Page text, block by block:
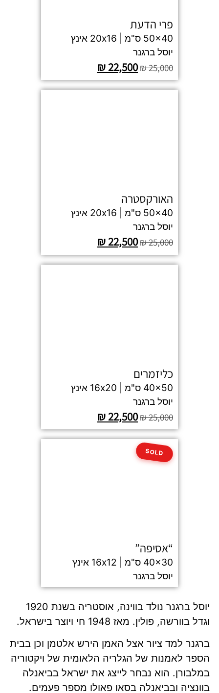
פרי הדעת
50x40 ס"מ | 20x16 אינץ
יוסל ברגנר
₪25,000
₪22,500
האורקסטרה
50x40 ס"מ | 20x16 אינץ
יוסל ברגנר
₪25,000
₪22,500
כליזמרים
40x50 ס"מ | 16x20 אינץ
יוסל ברגנר
₪25,000
₪22,500
SOLD
“אסיפה”
40x30 ס"מ | 16x12 אינץ
יוסל ברגנר
יוסל ברגנר נולד בווינה, אוסטריה בשנת 1920
וגדל בוורשה, פולין. מאז 1948 חי ויוצר בישראל.
ברגנר למד ציור אצל האמן הירש אלטמן וכן בבית
הספר לאמנות של הגלריה הלאומית של ויקטוריה
במלבורן. הוא נבחר לייצג את ישראל בביאנלה
בוונציה ובביאנלה בסאו פאולו מספר פעמים.